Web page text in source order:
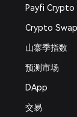
Payfi Crypto
Crypto Swap
山寨季指数
预测市场
DApp
交易